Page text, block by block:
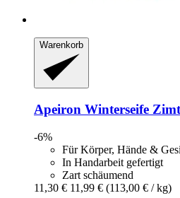
Warenkorb
Apeiron Winterseife
-6%
Für Körper, Hände &
In Handarbeit gefertigt
Zart schäumend
11,30 € 11,99 € (113,00 € / kg)